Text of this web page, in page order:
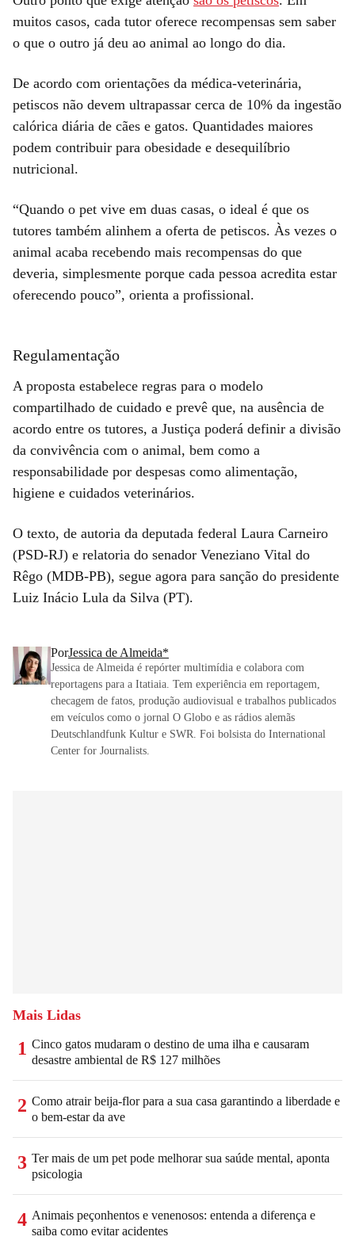
muitos casos, cada tutor oferece recompensas sem saber
o que o outro já deu ao animal ao longo do dia.
De acordo com orientações da médica-veterinária,
petiscos não devem ultrapassar cerca de 10% da ingestão
calórica diária de cães e gatos. Quantidades maiores
podem contribuir para obesidade e desequilíbrio
nutricional.
“Quando o pet vive em duas casas, o ideal é que os
tutores também alinhem a oferta de petiscos. Às vezes o
animal acaba recebendo mais recompensas do que
deveria, simplesmente porque cada pessoa acredita estar
oferecendo pouco”, orienta a profissional.
Regulamentação
A proposta estabelece regras para o modelo
compartilhado de cuidado e prevê que, na ausência de
acordo entre os tutores, a Justiça poderá definir a divisão
da convivência com o animal, bem como a
responsabilidade por despesas como alimentação,
higiene e cuidados veterinários.
O texto, de autoria da deputada federal Laura Carneiro
(PSD-RJ) e relatoria do senador Veneziano Vital do
Rêgo (MDB-PB), segue agora para sanção do presidente
Luiz Inácio Lula da Silva (PT).
PorJessica de Almeida*
Jessica de Almeida é repórter multimídia e colabora com
reportagens para a Itatiaia. Tem experiência em reportagem,
checagem de fatos, produção audiovisual e trabalhos publicados
em veículos como o jornal O Globo e as rádios alemãs
Deutschlandfunk Kultur e SWR. Foi bolsista do International
Center for Journalists.
Mais Lidas
1 Cinco gatos mudaram o destino de uma ilha e causaram
desastre ambiental de R$ 127 milhões
2 Como atrair beija-flor para a sua casa garantindo a liberdade e
o bem-estar da ave
3 Ter mais de um pet pode melhorar sua saúde mental, aponta
psicologia
4 Animais peçonhentos e venenosos: entenda a diferença e
saiba como evitar acidentes